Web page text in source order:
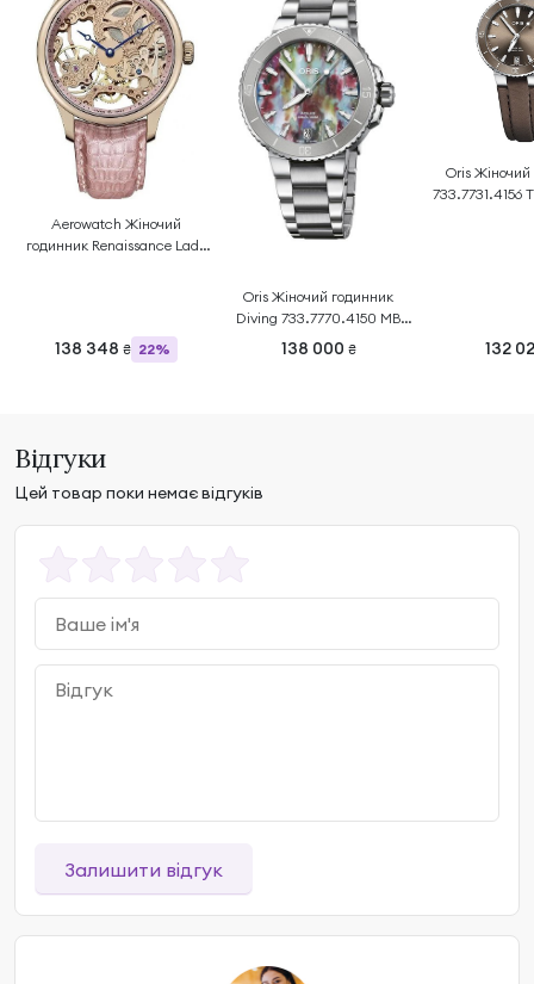
Aerowatch Жіночий
годинник Renaissance Lady
138 348 ₴ 22%
Oris Жіночий годинник
Diving 733.7770.4150 MB
8.18.05
138 000 ₴
Oris Жіночий
733.7731.4156
132
Відгуки
Цей товар поки немає відгуків
Залишити відгук